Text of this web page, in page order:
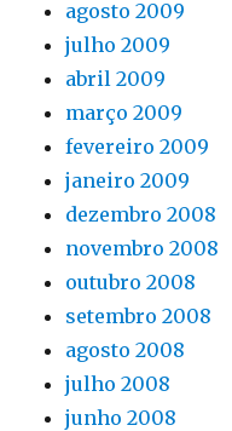
agosto 2009
julho 2009
abril 2009
março 2009
fevereiro 2009
janeiro 2009
dezembro 2008
novembro 2008
outubro 2008
setembro 2008
agosto 2008
julho 2008
junho 2008